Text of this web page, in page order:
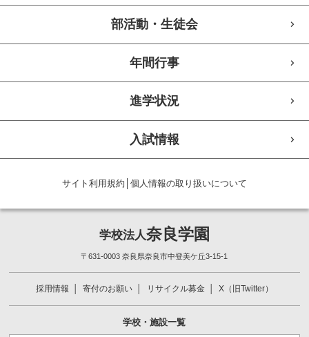
部活動・生徒会
年間行事
進学状況
入試情報
サイト利用規約 個人情報の取り扱いについて
学校法人奈良学園
〒631-0003 奈良県奈良市中登美ケ丘3-15-1
採用情報 寄付のお願い リサイクル募金 X（旧Twitter）
学校・施設一覧